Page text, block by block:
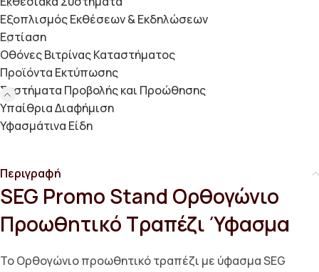
Εξοπλισμός Εκθέσεων & Εκδηλώσεων
Εστίαση
Οθόνες Βιτρίνας Καταστήματος
Προϊόντα Εκτύπωσης
Συστήματα Προβολής και Προώθησης
Υπαίθρια Διαφήμιση
Υφασμάτινα Είδη
Περιγραφή
SEG Promo Stand Ορθογώνιο
Προωθητικό Τραπέζι Ύφασμα
Το Ορθογώνιο προωθητικό τραπέζι με ύφασμα SEG